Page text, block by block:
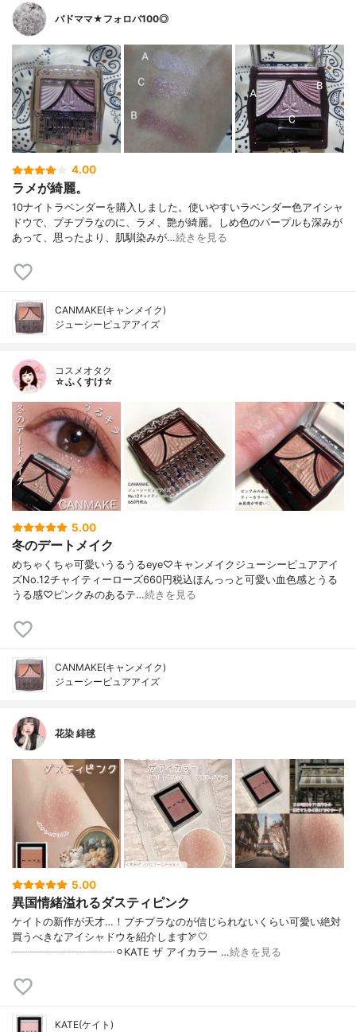
バドママ★フォロバ100◎
4.00
ラメが綺麗。
10ナイトラベンダーを購入しました。使いやすいラベンダー色アイシャ
ドウで、プチプラなのに、ラメ、艶が綺麗。しめ色のパープルも深みが
あって、思ったより、肌馴染みが…続きを見る
CANMAKE(キャンメイク)
ジューシーピュアアイズ
コスメオタク
☆ふくすけ☆
5.00
冬のデートメイク
めちゃくちゃ可愛いうるうるeye♡キャンメイクジューシーピュアアイ
ズNo.12チャイティーローズ660円税込ほんっっと可愛い血色感とうる
うる感♡ピンクみのあるテ…続きを見る
CANMAKE(キャンメイク)
ジューシーピュアアイズ
花染 緋毬
5.00
異国情緒溢れるダスティピンク
ケイトの新作が天才…！プチプラなのが信じられないくらい可愛い絶対
買うべきなアイシャドウを紹介します🏹🤍
┈┈┈┈┈┈┈┈┈┈⚪︎KATE ザ アイカラー …続きを見る
KATE(ケイト)